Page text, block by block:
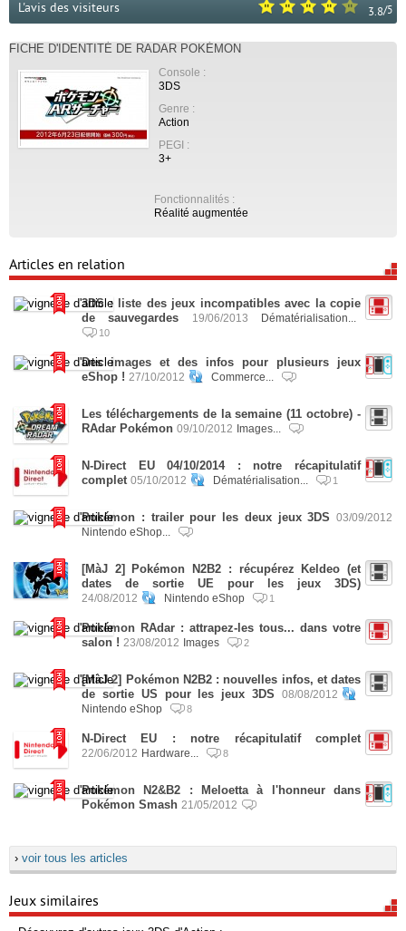
3.8/5
L'avis des visiteurs
FICHE D'IDENTITÉ DE RADAR POKÉMON
Console :
3DS
Genre :
Action
PEGI :
3+
Fonctionnalités :
Réalité augmentée
Articles en relation
3DS : liste des jeux incompatibles avec la copie
de sauvegardes
19/06/2013 Dématérialisation...
10
Des images et des infos pour plusieurs jeux
eShop ! 27/10/2012 Commerce...
Les téléchargements de la semaine (11 octobre) -
RAdar Pokémon 09/10/2012 Images...
N-Direct EU 04/10/2014 : notre récapitulatif
complet 05/10/2012 Dématérialisation... 1
Pokémon : trailer pour les deux jeux 3DS
03/09/2012
Nintendo eShop...
[MàJ 2] Pokémon N2B2 : récupérez Keldeo (et
dates de sortie UE pour les jeux 3DS)
24/08/2012 Nintendo eShop 1
Pokémon RAdar : attrapez-les tous... dans votre
salon ! 23/08/2012 Images 2
[MàJ 2] Pokémon N2B2 : nouvelles infos, et dates
de sortie US pour les jeux 3DS
08/08/2012
Nintendo eShop
8
N-Direct EU : notre récapitulatif complet
22/06/2012 Hardware... 8
Pokémon N2&B2 : Meloetta à l'honneur dans
Pokémon Smash 21/05/2012
› voir tous les articles
Jeux similaires